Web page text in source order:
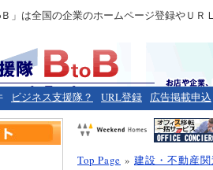
」は全国の企業のホームページ登録やＵ
ビジネス支援隊？ URL登録 広告掲載申込
Top Page » 建設・不動産関